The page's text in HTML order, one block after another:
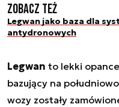
Zobacz też
Legwan jako baza dla
antydronowych
Legwan to lekki
bazujący na
wozy zostały